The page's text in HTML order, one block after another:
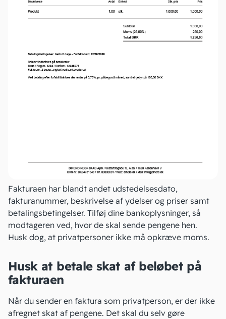
Fakturaen har blandt andet udstedelsesdato,
fakturanummer, beskrivelse af ydelser og priser samt
betalingsbetingelser. Tilføj dine bankoplysninger, så
modtageren ved, hvor de skal sende pengene hen.
Husk dog, at privatpersoner ikke må opkræve moms.
Husk at betale skat af beløbet på
fakturaen
Når du sender en faktura som privatperson, er der ikke
afregnet skat af pengene. Det skal du selv gøre